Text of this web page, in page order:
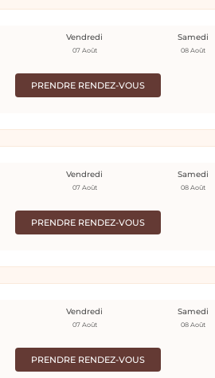
PRENDRE RENDEZ-VOUS
Vendredi
07 Août
Samedi
08 Août
PRENDRE RENDEZ-VOUS
Vendredi
07 Août
Samedi
08 Août
PRENDRE RENDEZ-VOUS
Vendredi
07 Août
Samedi
08 Août